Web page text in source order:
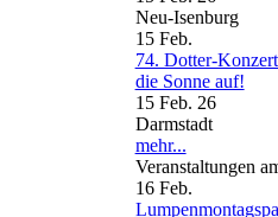
Neu-Isenburg
15 Feb.
74. Dotter-
die Sonne auf!
15 Feb. 26
Darmstadt
mehr...
Veranstaltungen
16 Feb.